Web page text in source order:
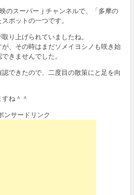
のスーパーｊチャンネルで、「多摩の
ポットの一つです。
り上げられていましたね。
、その時はまだソメイヨシノも咲き始
きませんでした。
できたので、二度目の散策にと足を向
ね＾＾
ンサードリンク